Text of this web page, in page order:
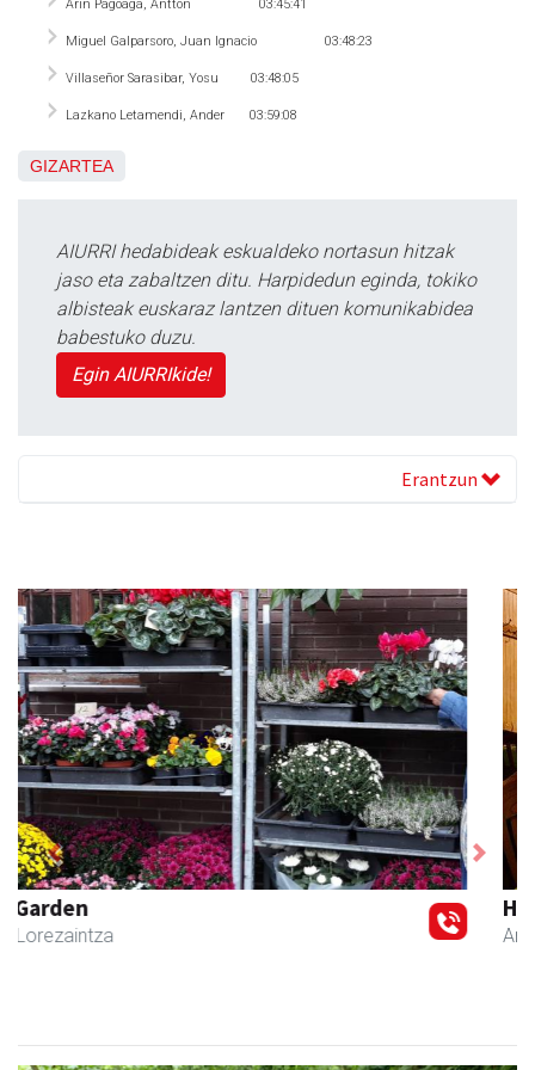
Arin Pagoaga, Antton 03:45:41
Miguel Galparsoro, Juan Ignacio 03:48:23
Villaseñor Sarasibar, Yosu 03:48:05
Lazkano Letamendi, Ander 03:59:08
GIZARTEA
AIURRI hedabideak eskualdeko nortasun hitzak
jaso eta zabaltzen ditu. Harpidedun eginda, tokiko
albisteak euskaraz lantzen dituen komunikabidea
babestuko duzu.
Egin AIURRIkide!
Erantzun
Hiru Jatetxea
Andoain - Tabernak
Previous Next